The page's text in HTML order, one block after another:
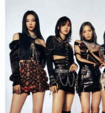
PANDUAN Panduan